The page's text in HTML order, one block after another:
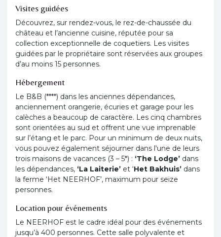
Visites guidées
Découvrez, sur rendez-vous, le rez-de-chaussée du
château et l’ancienne cuisine, réputée pour sa
collection exceptionnelle de coquetiers. Les visites
guidées par le propriétaire sont réservées aux groupes
d’au moins 15 personnes.
Hébergement
Le B&B (****) dans les anciennes dépendances,
anciennement orangerie, écuries et garage pour les
calèches a beaucoup de caractère. Les cinq chambres
sont orientées au sud et offrent une vue imprenable
sur l’étang et le parc. Pour un minimum de deux nuits,
vous pouvez également séjourner dans l'une de leurs
trois maisons de vacances (3 – 5*) : ‘The Lodge’ dans
les dépendances, ‘La Laiterie’ et ‘Het Bakhuis’ dans
la ferme ‘Het NEERHOF’, maximum pour seize
personnes.
Location pour événements
Le NEERHOF est le cadre idéal pour des événements
jusqu’à 400 personnes. Cette salle polyvalente et